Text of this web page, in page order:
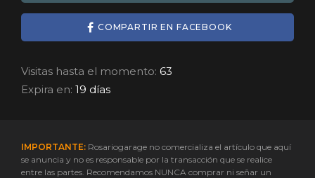
COMPARTIR EN FACEBOOK
Visitas hasta el momento: 63
Expira en: 19 días
IMPORTANTE: Rosariogarage no comercializa el artículo que aquí
se anuncia y no es responsable por la transacción que se realice
entre las partes. Recomendamos NUNCA comprar ni señar un